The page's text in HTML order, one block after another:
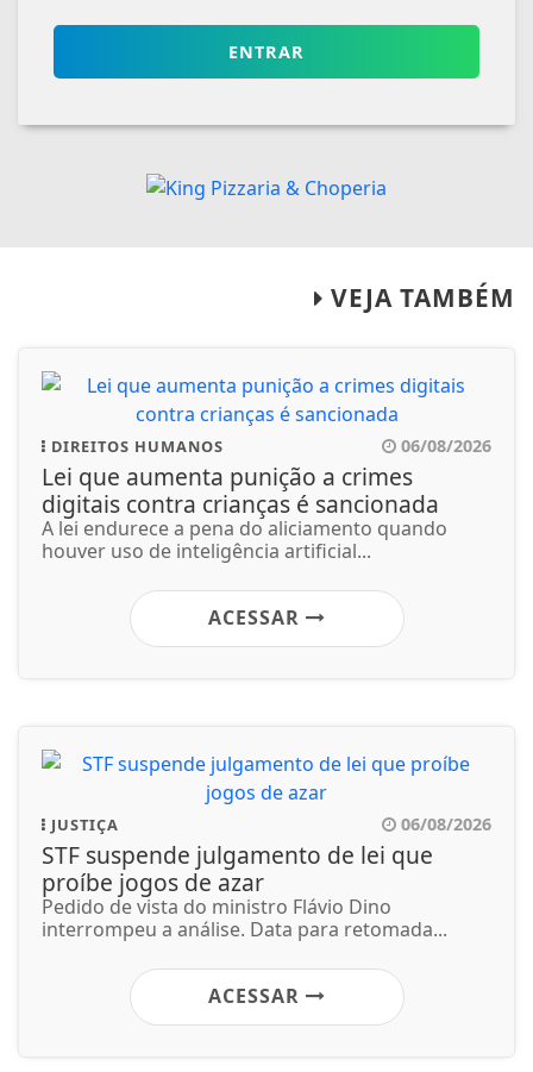
ENTRAR
VEJA TAMBÉM
DIREITOS HUMANOS 06/08/2026
Lei que aumenta punição a crimes
digitais contra crianças é sancionada
A lei endurece a pena do aliciamento quando
houver uso de inteligência artificial...
ACESSAR
JUSTIÇA 06/08/2026
STF suspende julgamento de lei que
proíbe jogos de azar
Pedido de vista do ministro Flávio Dino
interrompeu a análise. Data para retomada...
ACESSAR